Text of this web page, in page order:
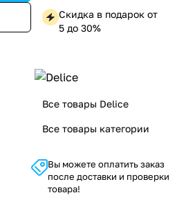
Скидка в подарок от
5 до 30%
Все товары Delice
Все товары категории
Вы можете оплатить заказ
после доставки и проверки
товара!